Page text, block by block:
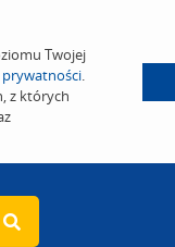
Twojej
.
z których